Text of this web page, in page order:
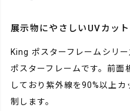
展示物にやさしいUVカッ
King ポスターフレームシリ
ポスターフレームです。前面
しており紫外線を90%以上
制します。